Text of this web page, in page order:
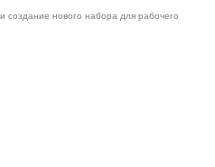
создание нового набора для рабочего